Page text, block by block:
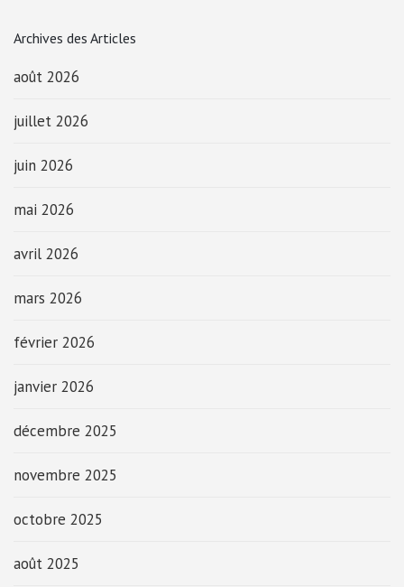
Archives des Articles
août 2026
juillet 2026
juin 2026
mai 2026
avril 2026
mars 2026
février 2026
janvier 2026
décembre 2025
novembre 2025
octobre 2025
août 2025